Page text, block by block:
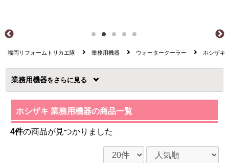
福岡リフォームトリカエ隊 業務用機器 ウォータークーラー ホシザキ
業務用機器を
ホシザキ 業務用機器の商品一覧
4件の商品が見つかりました